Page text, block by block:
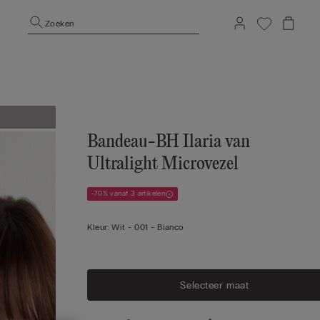
Zoeken
Bandeau-BH Ilaria van
Ultralight Microvezel
-70% vanaf 3 artikelen
Kleur: Wit -001 - Bianco
Selecteer maat